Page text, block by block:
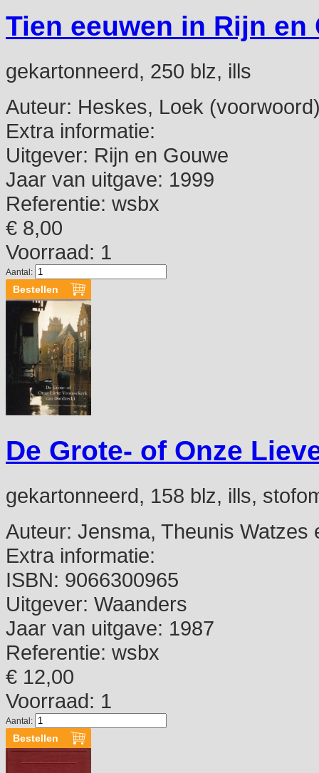
Tien eeuwen in Rijn en
gekartonneerd, 250 blz, ills
Auteur: Heskes, Loek
Extra informatie:
Uitgever: Rijn en Gouwe
Jaar van uitgave: 1999
Referentie: wsbx
€ 8,00
Voorraad: 1
Aantal:
De Grote- of Onze
gekartonneerd, 158 blz, ills,
Auteur: Jensma, Theunis Watzes
Extra informatie:
ISBN: 9066300965
Uitgever: Waanders
Jaar van uitgave: 1987
Referentie: wsbx
€ 12,00
Voorraad: 1
Aantal: